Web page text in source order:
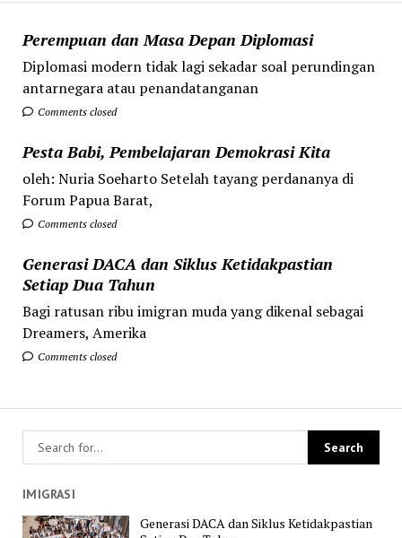
Perempuan dan Masa Depan Diplomasi
Diplomasi modern tidak lagi sekadar soal perundingan
antarnegara atau penandatanganan
Comments closed
Pesta Babi, Pembelajaran Demokrasi Kita
oleh: Nuria Soeharto Setelah tayang perdananya di
Forum Papua Barat,
Comments closed
Generasi DACA dan Siklus Ketidakpastian
Setiap Dua Tahun
Bagi ratusan ribu imigran muda yang dikenal sebagai
Dreamers, Amerika
Comments closed
IMIGRASI
Generasi DACA dan Siklus Ketidakpastian